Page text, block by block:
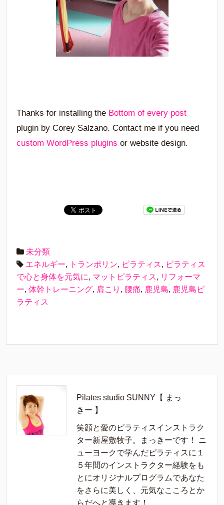
Thanks for installing the Bottom of every post
plugin by Corey Salzano. Contact me if you need
custom WordPress plugins or website design.
未分類
エネルギー, トランポリン, ピラティス, ピラティス
で心と身体を元気に, マットピラティス, リフォーマ
ー, 体幹トレーニング, 肩こり , 腰痛, 鹿児島, 鹿児島ピ
ラティス
Pilates studio SUNNY【 まっ
きー 】
笑顔と愛のピラティスインストラク
ター新屋敷牧子。まっきーです！ ニ
ューヨークで学んだピラティスに１
５年間のインストラクター経験をも
とにオリジナルプログラムであなた
をさらに美しく、元気なこころとか
らだへと導きます！